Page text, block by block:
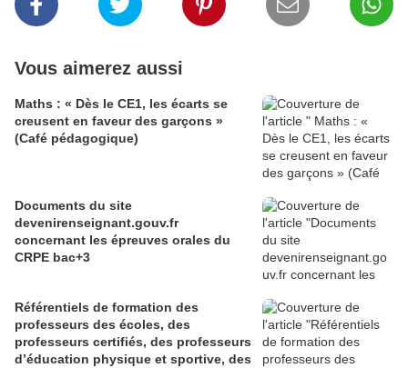
Vous aimerez aussi
Maths : « Dès le CE1, les écarts se
creusent en faveur des garçons »
(Café pédagogique)
Documents du site
devenirenseignant.gouv.fr
concernant les épreuves orales du
CRPE bac+3
Référentiels de formation des
professeurs des écoles, des
professeurs certifiés, des professeurs
d’éducation physique et sportive, des